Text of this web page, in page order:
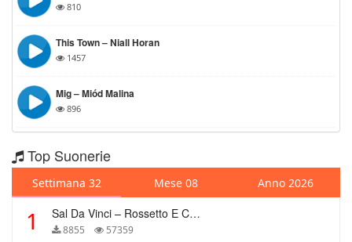
810
This Town – Niall Horan
1457
Mig – Miód Malina
896
Top Suonerie
Settimana 32 Mese 08 Anno 2026
1 Sal Da Vinci – Rossetto E Caffè
8855 57359